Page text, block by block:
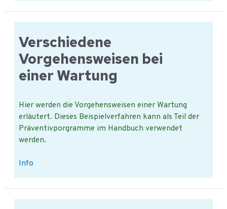
Vorgehensweisen
für
Eingangskontrolle?
Verschiedene
Vorgehensweisen bei
einer Wartung
Hier werden die Vorgehensweisen einer Wartung
erläutert. Dieses Beispielverfahren kann als Teil der
Präventivporgramme im Handbuch verwendet
werden.
Verschiedene
bei
einer
Info